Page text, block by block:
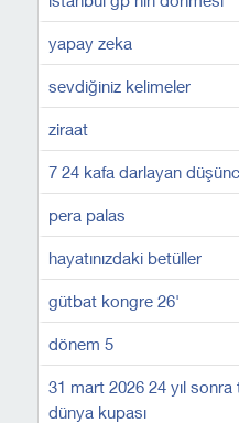
yapay zeka
sevdiğiniz kelimeler
ziraat
7 24 kafa darlayan
pera palas
hayatınızdaki betüller
gütbat kongre 26'
dönem 5
31 mart 2026 24 yıl
dünya kupası